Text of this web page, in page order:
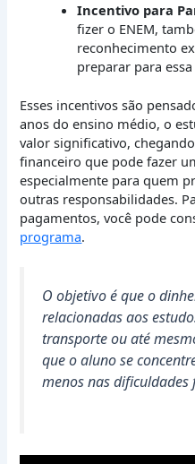
Incentivo para
fizer o ENEM,
reconhecimento
preparar para
Esses incentivos são
anos do ensino médio, o
valor significativo,
financeiro que pode fazer
especialmente para quem
outras responsabilidades.
pagamentos, você pode
programa.
O objetivo é que o
relacionadas aos
transporte ou até
que o aluno se
menos nas